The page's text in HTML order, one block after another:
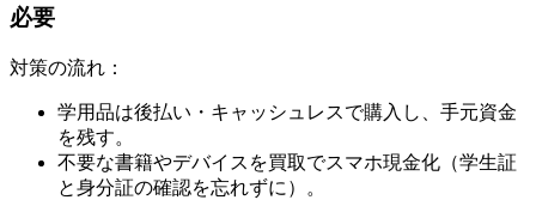
必要
対策の流れ：
学用品は後払い・キャッシュレスで購入し、手元資金
を残す。
不要な書籍やデバイスを買取でスマホ現金化（学生証
と身分証の確認を忘れずに）。